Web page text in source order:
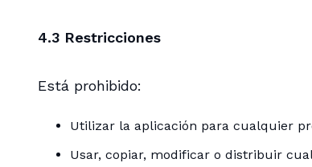
4.3 Restricciones
Está prohibido:
Utilizar la aplicación para cualquier
Usar, copiar, modificar o distribuir